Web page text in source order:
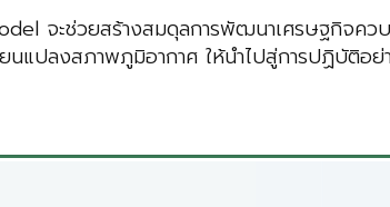
จะช่วยสร้างสมดุลการพัฒนาเศรษฐกิจค
นแปลงสภาพภูมิอากาศ ให้นำไปสู่การปฏิบัติอย่